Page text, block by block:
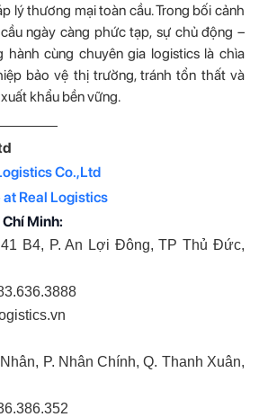
lý thương mại toàn cầu. Trong bối cảnh
ngày càng phức tạp, sự chủ động –
hành cùng chuyên gia logistics là chìa
bảo vệ thị trường, tránh tổn thất và
khẩu bền vững.
Co.,Ltd
at Real Logistics
Minh:
B4, P. An Lợi Đông, TP Thủ Đức,
P. Nhân Chính, Q. Thanh Xuân,